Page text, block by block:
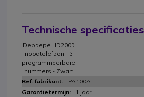
Technische specificaties
Depaepe HD2000
noodtelefoon - 3
programmeerbare
nummers - Zwart
PA100A
1 jaar